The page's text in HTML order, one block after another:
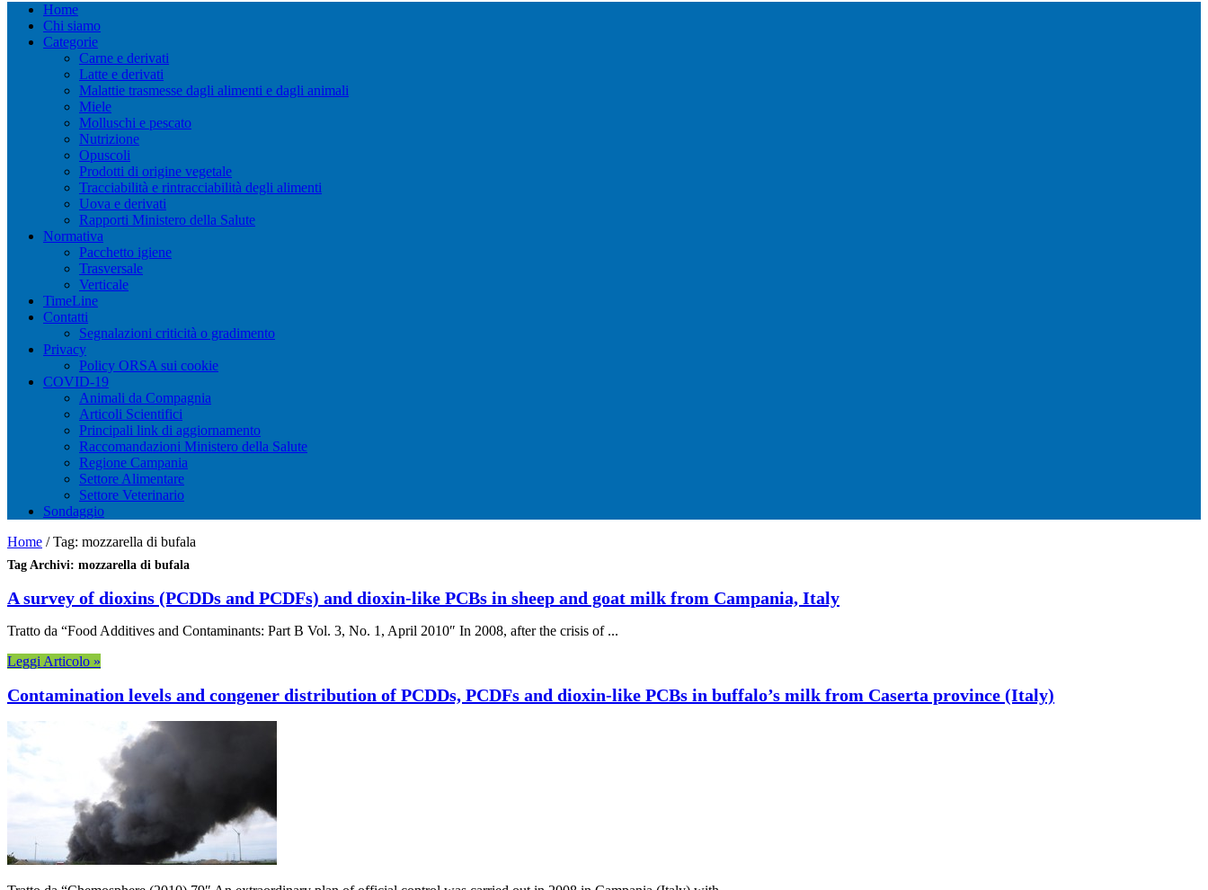
Home
Chi siamo
Categorie
Carne e derivati
Latte e derivati
Malattie trasmesse dagli alimenti e dagli animali
Miele
Molluschi e pescato
Nutrizione
Opuscoli
Prodotti di origine vegetale
Tracciabilità e rintracciabilità degli alimenti
Uova e derivati
Rapporti Ministero della Salute
Normativa
Pacchetto igiene
Trasversale
Verticale
TimeLine
Contatti
Segnalazioni criticità o gradimento
Privacy
Policy ORSA sui cookie
COVID-19
Animali da Compagnia
Articoli Scientifici
Principali link di aggiornamento
Raccomandazioni Ministero della Salute
Regione Campania
Settore Alimentare
Settore Veterinario
Sondaggio
Home / Tag: mozzarella di bufala
Tag Archivi: mozzarella di bufala
A survey of dioxins (PCDDs and PCDFs) and dioxin-like PCBs in sheep and goat milk from Campania, Italy
Tratto da “Food Additives and Contaminants: Part B Vol. 3, No. 1, April 2010″ In 2008, after the crisis of ...
Leggi Articolo »
Contamination levels and congener distribution of PCDDs, PCDFs and dioxin-like PCBs in buffalo’s milk from Caserta province (Italy)